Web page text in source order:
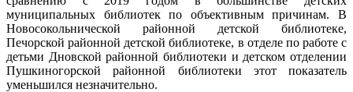
муниципальных библиотек по объективным причинам. В
Новосокольнической районной детской библиотеке,
Печорской районной детской библиотеке, в отделе по работе с
детьми Дновской районной библиотеки и детском отделении
Пушкиногорской районной библиотеки этот показатель
уменьшился незначительно.